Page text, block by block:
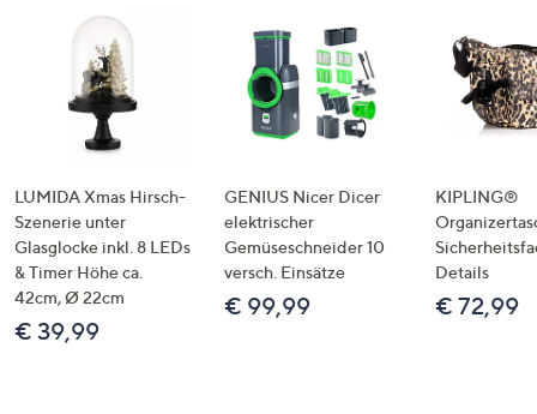
LUMIDA Xmas Hirsch-
Szenerie unter
Glasglocke inkl. 8 LEDs
& Timer Höhe ca.
42cm, Ø 22cm
€ 39,99
GENIUS Nicer Dicer
elektrischer
Gemüseschneider 10
versch. Einsätze
€ 99,99
KIPLING®
Details
€ 72,99